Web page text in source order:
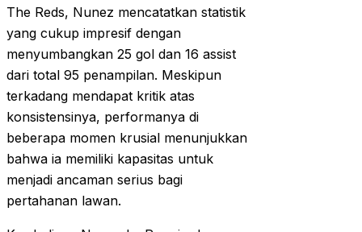
The Reds, Nunez mencatatkan statistik
yang cukup impresif dengan
menyumbangkan 25 gol dan 16 assist
dari total 95 penampilan. Meskipun
terkadang mendapat kritik atas
konsistensinya, performanya di
beberapa momen krusial menunjukkan
bahwa ia memiliki kapasitas untuk
menjadi ancaman serius bagi
pertahanan lawan.